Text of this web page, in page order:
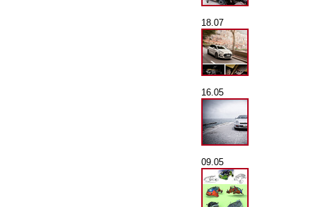
18.07
16.05
09.05